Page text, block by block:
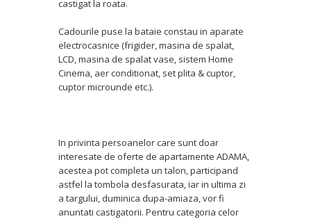
castigat la roata.
Cadourile puse la bataie constau in aparate
electrocasnice (frigider, masina de spalat,
LCD, masina de spalat vase, sistem Home
Cinema, aer conditionat, set plita & cuptor,
cuptor microunde etc.).
In privinta persoanelor care sunt doar
interesate de oferte de apartamente ADAMA,
acestea pot completa un talon, participand
astfel la tombola desfasurata, iar in ultima zi
a targului, duminica dupa-amiaza, vor fi
anuntati castigatorii. Pentru categoria celor